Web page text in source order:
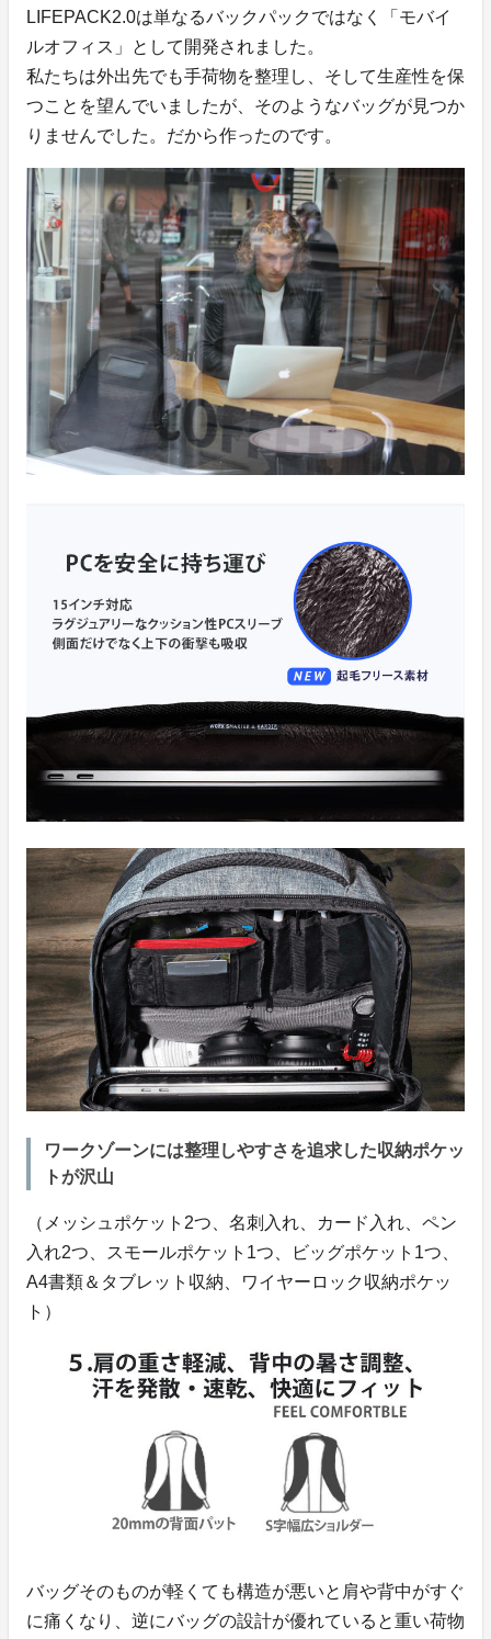
LIFEPACK2.0は単なるバックパックではなく「モバイ
ルオフィス」として開発されました。
私たちは外出先でも手荷物を整理し、そして生産性を保
つことを望んでいましたが、そのようなバッグが見つか
りませんでした。だから作ったのです。
ワークゾーンには整理しやすさを追求した収納ポケッ
トが沢山
​（メッシュポケット2つ、名刺入れ、カード入れ、ペン
入れ2つ、スモールポケット1つ、ビッグポケット1つ、
A4書類＆タブレット収納、ワイヤーロック収納ポケッ
ト）
バッグそのものが軽くても構造が悪いと肩や背中がすぐ
に痛くなり、逆にバッグの設計が優れていると重い荷物